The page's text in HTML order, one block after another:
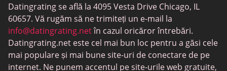
MeetMindful
Întâlniri BDSM
BBPeopleMeet
Site-uri Sugar Daddy
Datingrating se află la 4095 Vesta Drive Chicago, IL
60657. Vă rugăm să ne trimiteți un e-mail la
info@datingrating.netîn cazul oricăror întrebări.
Datingrating.net este cel mai bun loc pentru a găsi cele
mai populare și mai bune site-uri de conectare de pe
internet. Ne punem accentul pe site-urile web gratuite,